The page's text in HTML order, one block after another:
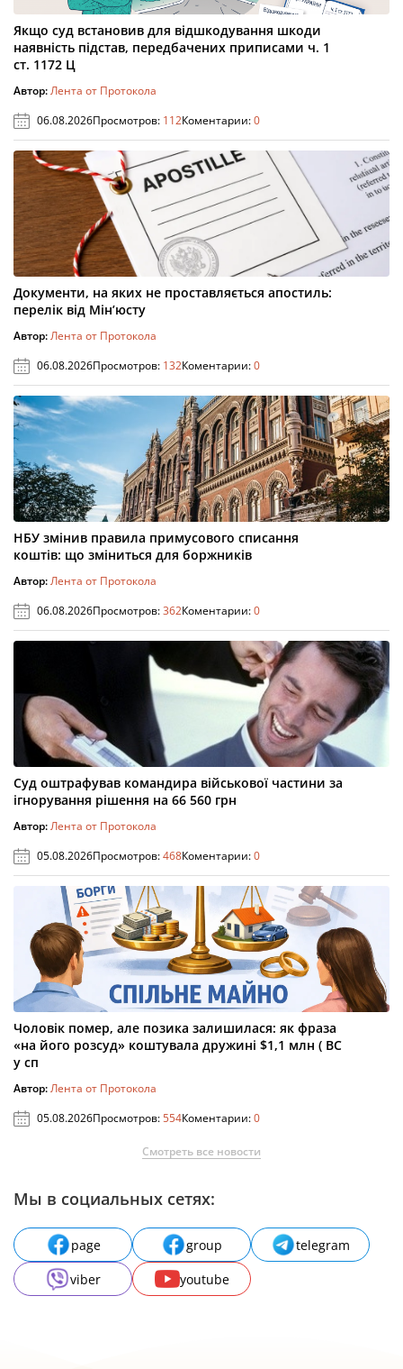
Якщо суд встановив для відшкодування шкоди
наявність підстав, передбачених приписами ч. 1
ст. 1172 Ц
Автор:Лента от Протокола
06.08.2026Просмотров: 112Коментарии:0
Документи, на яких не проставляється апостиль:
перелік від Мін’юсту
Автор:Лента от Протокола
06.08.2026Просмотров: 132Коментарии:0
НБУ змінив правила примусового списання
коштів: що зміниться для боржників
Автор:Лента от Протокола
06.08.2026Просмотров:362Коментарии:0
Суд оштрафував командира військової частини за
ігнорування рішення на 66 560 грн
Автор:Лента от Протокола
05.08.2026Просмотров:468Коментарии:0
Чоловік помер, але позика залишилася: як фраза
«на його розсуд» коштувала дружині $1,1 млн ( ВС
у сп
Автор:Лента от Протокола
05.08.2026Просмотров:554Коментарии:0
Смотреть все новости
Мы в социальных сетях:
page group
telegram
viber
youtube